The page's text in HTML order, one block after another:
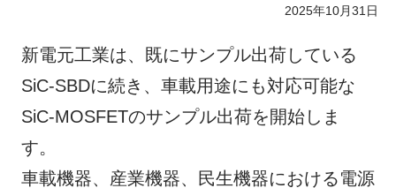
企業情報
サステナビリティ
IR情報
2025年10月31日
新電元工業は、既にサンプル出荷している
SiC-SBDに続き、車載用途にも対応可能な
SiC-MOSFETのサンプル出荷を開始しま
す。
車載機器、産業機器、民生機器における電源